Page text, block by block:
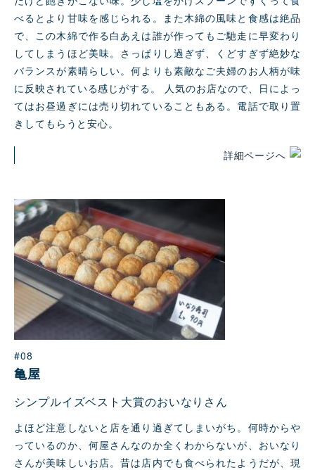
べるとより甘味を感じられる。また木綿の風味と⻝感は絶品
で、この木綿で作る白あえは誰が作ってもご馳走に早変わり
してしまうほど美味。さっぱりし過ぎず、くどすぎず絶妙な
バランスが素晴らしい。何よりも素敵なご夫婦のお人柄が味
に反映されている感じがする。 人気のお店なので、日によっ
てはお昼過ぎには売り切れていることもある。電話で取り置
きしてもらうと安心。
詳細ページへ
#08
⻲屋
シンプルイズベスト大賞のおいなりさん
よほど注意しないと店を通り過ぎてしまいがち。何時からや
っているのか、何屋さんなのか全くわからないが、おいなり
さんが美味しいお店。昔は店内でも⻝べられたようだが、現